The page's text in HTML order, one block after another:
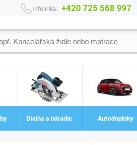
Infolinka: +420 725 568 997
Dielňa a náradie Autodoplnky